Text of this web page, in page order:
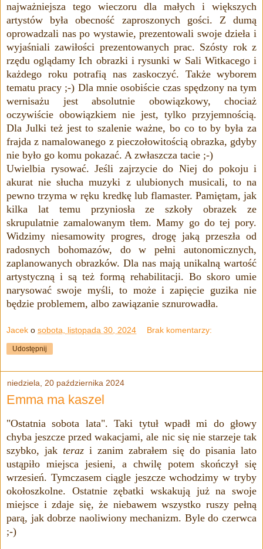
najważniejsza tego wieczoru dla małych i większych
artystów była obecność zaproszonych gości. Z dumą
oprowadzali nas po wystawie, prezentowali swoje dzieła i
wyjaśniali zawiłości prezentowanych prac. Szósty rok z
rzędu oglądamy Ich obrazki i rysunki w Sali Witkacego i
każdego roku potrafią nas zaskoczyć. Także wyborem
tematu pracy ;-) Dla mnie osobiście czas spędzony na tym
wernisażu jest absolutnie obowiązkowy, chociaż
oczywiście obowiązkiem nie jest, tylko przyjemnością.
Dla Julki też jest to szalenie ważne, bo co to by była za
frajda z namalowanego z pieczołowitością obrazka, gdyby
nie było go komu pokazać. A zwłaszcza tacie ;-)
Uwielbia rysować. Jeśli zajrzycie do Niej do pokoju i
akurat nie słucha muzyki z ulubionych musicali, to na
pewno trzyma w ręku kredkę lub flamaster. Pamiętam, jak
kilka lat temu przyniosła ze szkoły obrazek ze
skrupulatnie zamalowanym tłem. Mamy go do tej pory.
Widzimy niesamowity progres, drogę jaką przeszła od
radosnych bohomazów, do w pełni autonomicznych,
zaplanowanych obrazków. Dla nas mają unikalną wartość
artystyczną i są też formą rehabilitacji. Bo skoro umie
narysować swoje myśli, to może i zapięcie guzika nie
będzie problemem, albo zawiązanie sznurowadła.
Jacek o sobota, listopada 30, 2024 Brak komentarzy:
Udostępnij
niedziela, 20 października 2024
Emma ma kaszel
"Ostatnia sobota lata". Taki tytuł wpadł mi do głowy
chyba jeszcze przed wakacjami, ale nic się nie starzeje tak
szybko, jak teraz i zanim zabrałem się do pisania lato
ustąpiło miejsca jesieni, a chwilę potem skończył się
wrzesień. Tymczasem ciągle jeszcze wchodzimy w tryby
okołoszkolne. Ostatnie zębatki wskakują już na swoje
miejsce i zdaje się, że niebawem wszystko ruszy pełną
parą, jak dobrze naoliwiony mechanizm. Byle do czerwca
;-)